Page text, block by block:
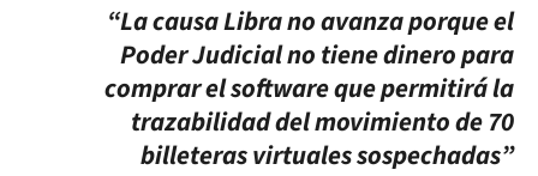
“La causa Libra no avanza porque el
Poder Judicial no tiene dinero para
comprar el software que permitirá la
trazabilidad del movimiento de 70
billeteras virtuales sospechadas”